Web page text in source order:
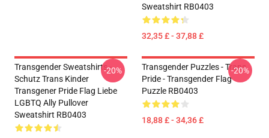
Sweatshirt RB0403
32,35 £ - 37,88 £
Transgender Sweatshirts -
Schutz Trans Kinder
Transgener Pride Flag Liebe
LGBTQ Ally Pullover
Sweatshirt RB0403
-20%
Transgender Puzzles - Trans
Pride - Transgender Flag
Puzzle RB0403
18,88 £ - 34,36 £
-20%